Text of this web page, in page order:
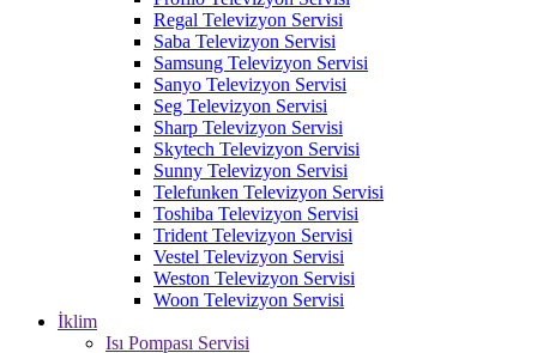
Regal Televizyon Servisi
Saba Televizyon Servisi
Samsung Televizyon Servisi
Sanyo Televizyon Servisi
Seg Televizyon Servisi
Sharp Televizyon Servisi
Skytech Televizyon Servisi
Sunny Televizyon Servisi
Telefunken Televizyon Servisi
Toshiba Televizyon Servisi
Trident Televizyon Servisi
Vestel Televizyon Servisi
Weston Televizyon Servisi
Woon Televizyon Servisi
İklim
Isı Pompası Servisi